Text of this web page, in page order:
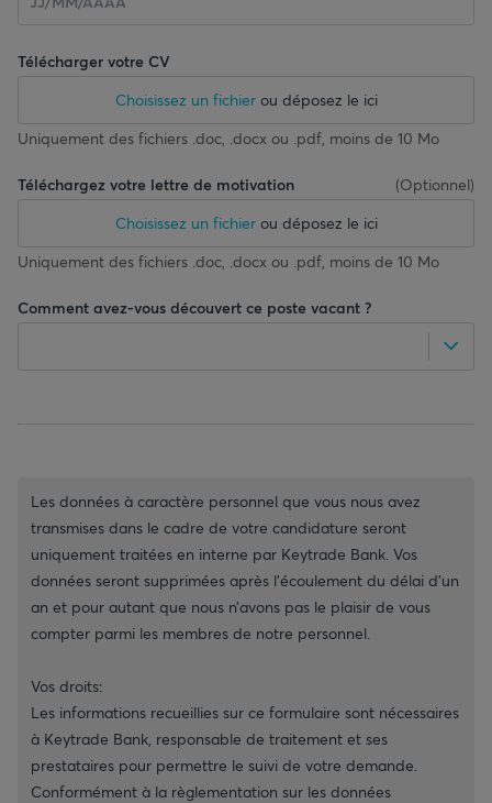
Télécharger votre CV
Choisissez un fichierou déposez le ici
Uniquement des fichiers .doc, .docx ou .pdf, moins de 10 Mo
Téléchargez votre lettre de motivation (Optionnel)
Choisissez un fichierou déposez le ici
Uniquement des fichiers .doc, .docx ou .pdf, moins de 10 Mo
Comment avez-vous découvert ce poste vacant ?
Les données à caractère personnel que vous nous avez
transmises dans le cadre de votre candidature seront
uniquement traitées en interne par Keytrade Bank. Vos
données seront supprimées après l’écoulement du délai d’un
an et pour autant que nous n’avons pas le plaisir de vous
compter parmi les membres de notre personnel.
Vos droits:
Les informations recueillies sur ce formulaire sont nécessaires
à Keytrade Bank, responsable de traitement et ses
prestataires pour permettre le suivi de votre demande.
Conformément à la règlementation sur les données